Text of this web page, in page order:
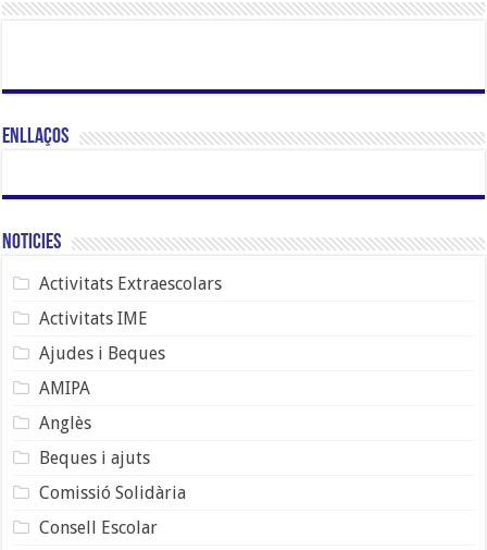
Enllaços
Noticies
Activitats Extraescolars
Activitats IME
Ajudes i Beques
AMIPA
Anglès
Beques i ajuts
Comissió Solidària
Consell Escolar